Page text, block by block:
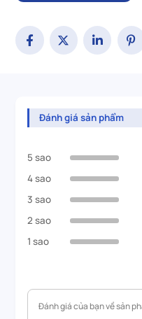
Đánh giá sản phẩm
5 sao
4 sao
3 sao
2 sao
1 sao